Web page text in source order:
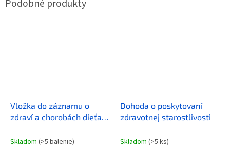
Vložka do záznamu o
zdraví a chorobách dieťaťa
Skladom (>5 balenie)
Dohoda o poskytovaní
zdravotnej starostlivosti
Skladom (>5 ks)